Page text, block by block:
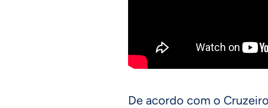
De acordo com o